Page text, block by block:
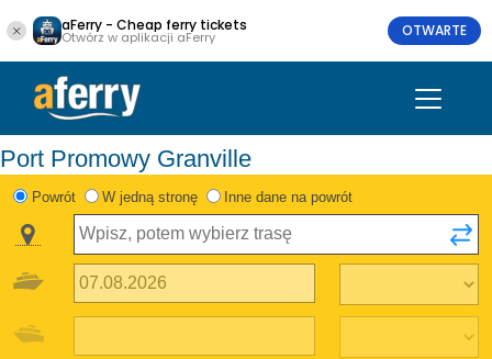
aFerry - Cheap ferry tickets
Otwórz w aplikacji aFerry OTWARTE
Port Promowy Granville
Powrót W jedną stronę Inne dane na powrót